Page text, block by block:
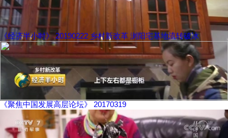
《经济半小时》 20190222 乡村新改革 浏阳宅基地流转破冰
《聚焦中国发展高层论坛》 20170319